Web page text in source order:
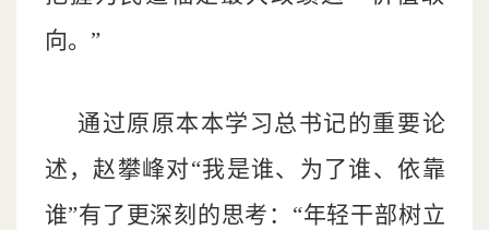
向。”
通过原原本本学习总书记的重要论
述，赵攀峰对“我是谁、为了谁、依靠
谁”有了更深刻的思考：“年轻干部树立